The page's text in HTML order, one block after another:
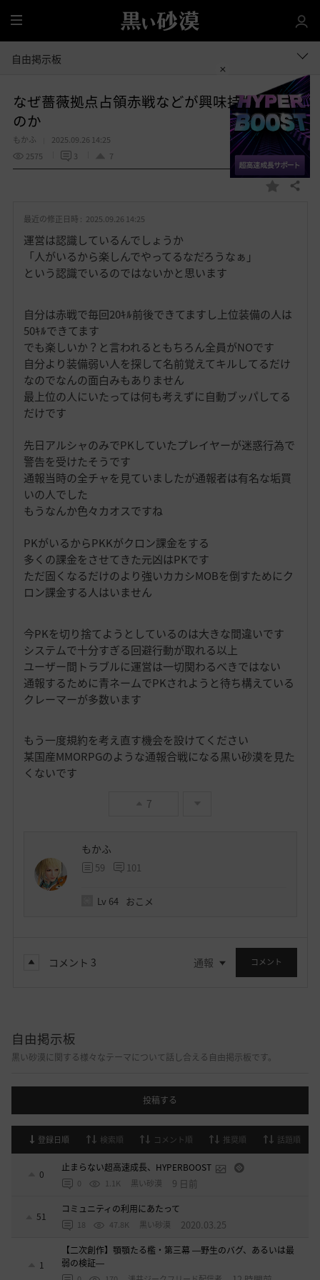
全
体
自由掲示板
なぜ薔薇拠点占領赤戦などが興味持たれない
のか
もかふ
2025.09.26 14:25
2575
3 7
お 共有する
最近の修正日時 : 2025.09.26 14:25
運営は認識しているんでしょうか
「人がいるから楽しんでやってるなだろうなぁ」
という認識でいるのではないかと思います
自分は赤戦で毎回20ｷﾙ前後できてますし上位装備の人は
50ｷﾙできてます
でも楽しいか？と言われるともちろん全員がNOです
自分より装備弱い人を探して名前覚えてキルしてるだけ
なのでなんの面白みもありません
最上位の人にいたっては何も考えずに自動ブッパしてる
だけです
先日アルシャのみでPKしていたプレイヤーが迷惑行為で
警告を受けたそうです
通報当時の全チャを見ていましたが通報者は有名な垢買
いの人でした
もうなんか色々カオスですね
PKがいるからPKKがクロン課金をする
多くの課金をさせてきた元凶はPKです
ただ固くなるだけのより強いカカシMOBを倒すためにク
ロン課金する人はいません
今PKを切り捨てようとしているのは大きな間違いです
システムで十分すぎる回避行動が取れる以上
ユーザー間トラブルに運営は一切関わるべきではない
通報するために青ネームでPKされようと待ち構えている
クレーマーが多数います
もう一度規約を考え直す機会を設けてください
某国産MMORPGのような通報合戦になる黒い砂漠を見た
くないです
7
もかふ
59 101
Lv 64 おこメ
コメント 3 通報 コメント
自由掲示板
黒い砂漠に関する様々なテーマについて話し合える自由掲示板です。
投稿する
登録日順 検索順 コメント順 推奨順 話題順
0
止まらない超高速成長、HYPERBOOST
0 1.1K 黒い砂漠 9 日前
51
コミュニティの利用にあたって
18 47.8K 黒い砂漠 2020.03.25
1
【二次創作】顎顎たる檻・第三幕 ―野生のバグ、あるいは最
弱の検証―